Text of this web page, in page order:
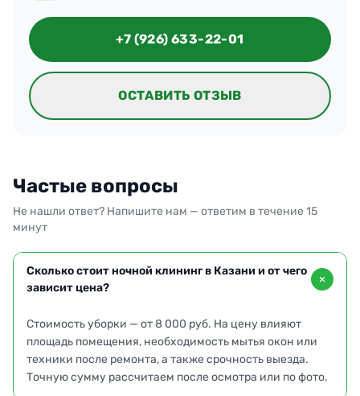
+7 (926) 633-22-01
ОСТАВИТЬ ОТЗЫВ
Частые вопросы
Не нашли ответ? Напишите нам — ответим в течение 15
минут
Сколько стоит ночной клининг в Казани и от чего
зависит цена?
Стоимость уборки — от 8 000 руб. На цену влияют
площадь помещения, необходимость мытья окон или
техники после ремонта, а также срочность выезда.
Точную сумму рассчитаем после осмотра или по фото.